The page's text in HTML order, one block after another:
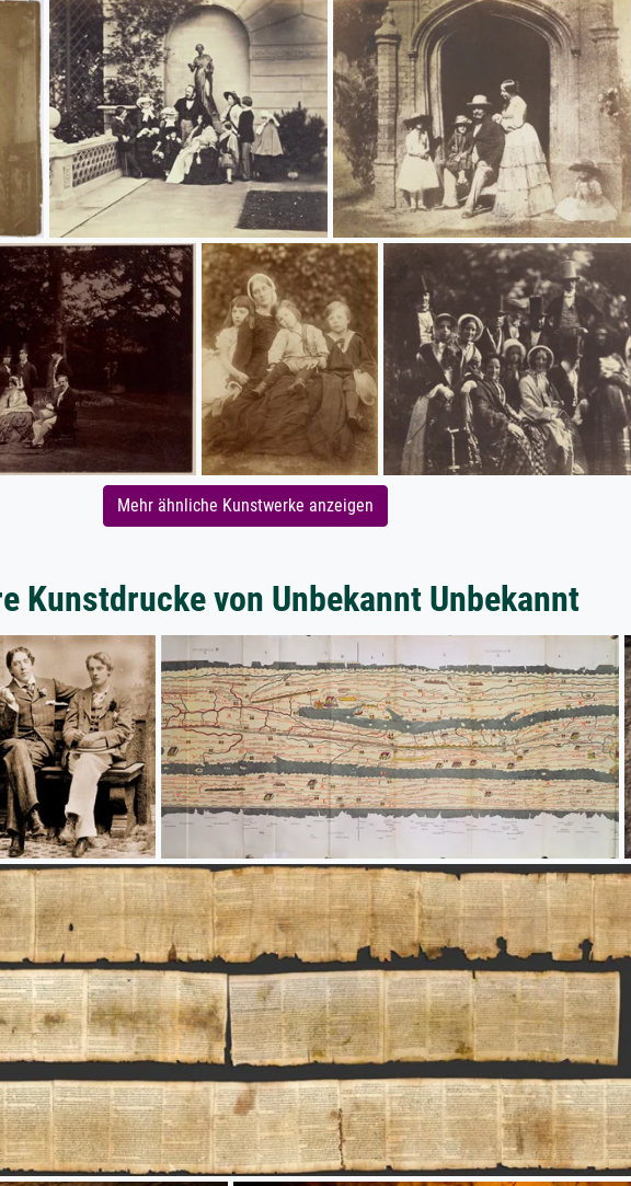
Mehr ähnliche Kunstwerke anzeigen
Kunstdrucke von Unbekannt Unbekannt